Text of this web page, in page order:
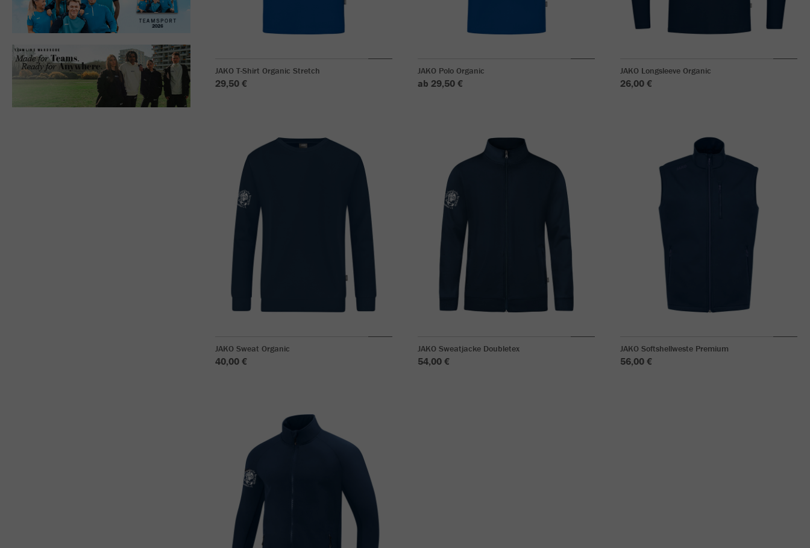
JAKO T-Shirt Organic Stretch
29,50 €
JAKO Polo Organic
ab 29,50 €
JAKO Longsleeve Organic
26,00 €
JAKO Sweat Organic
40,00 €
JAKO Sweatjacke Doubletex
54,00 €
JAKO Softshellweste Premium
56,00 €